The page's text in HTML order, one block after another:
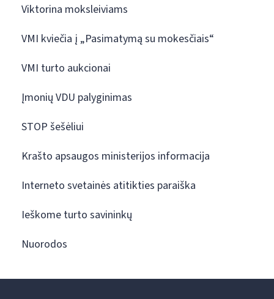
Viktorina moksleiviams
VMI kviečia į „Pasimatymą su mokesčiais“
VMI turto aukcionai
Įmonių VDU palyginimas
STOP šešėliui
Krašto apsaugos ministerijos informacija
Interneto svetainės atitikties paraiška
Ieškome turto savininkų
Nuorodos